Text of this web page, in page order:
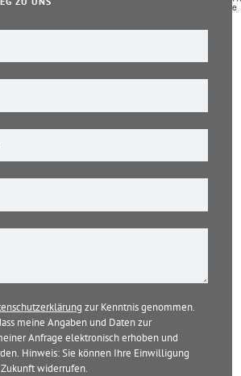
© OpenStreetMap-Mitwirkende
zur Kenntnis genommen.
meine Angaben und Daten zur
Anfrage elektronisch erhoben und
Hinweis: Sie können Ihre Einwilligung
widerrufen.